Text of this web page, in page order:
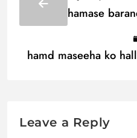
hamase
Lyrics / हमसे
hamd maseeha ko
Leave a Reply